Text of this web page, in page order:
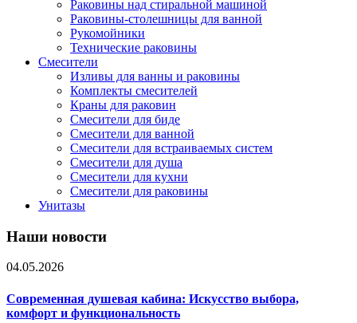
Раковины над стиральной машиной
Раковины-столешницы для ванной
Рукомойники
Технические раковины
Смесители
Изливы для ванны и раковины
Комплекты смесителей
Краны для раковин
Смесители для биде
Смесители для ванной
Смесители для встраиваемых систем
Смесители для душа
Смесители для кухни
Смесители для раковины
Унитазы
Наши новости
04.05.2026
Современная душевая кабина: Искусство выбора,
комфорт и функциональность